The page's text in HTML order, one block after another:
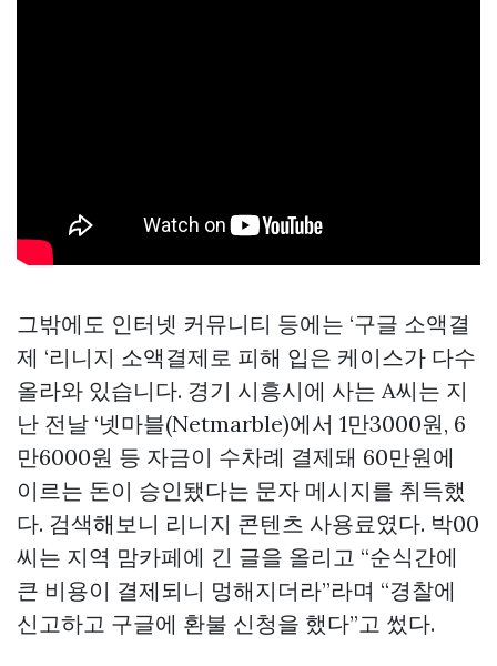
그밖에도 인터넷 커뮤니티 등에는 ‘구글 소액결
제 ‘리니지 소액결제로 피해 입은 케이스가 다수
올라와 있습니다. 경기 시흥시에 사는 A씨는 지
난 전날 ‘넷마블(Netmarble)에서 1만3000원, 6
만6000원 등 자금이 수차례 결제돼 60만원에
이르는 돈이 승인됐다는 문자 메시지를 취득했
다. 검색해보니 리니지 콘텐츠 사용료였다. 박00
씨는 지역 맘카페에 긴 글을 올리고 “순식간에
큰 비용이 결제되니 멍해지더라”라며 “경찰에
신고하고 구글에 환불 신청을 했다”고 썼다.